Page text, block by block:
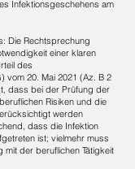
Infektionsgeschehens am
​Die Rechtsprechung
einer klaren
des
vom 20. Mai 2021 (Az. B 2
dass bei der Prüfung der
Risiken und die
werden
dass die Infektion
ist; vielmehr muss
mit der beruflichen Tätigkeit